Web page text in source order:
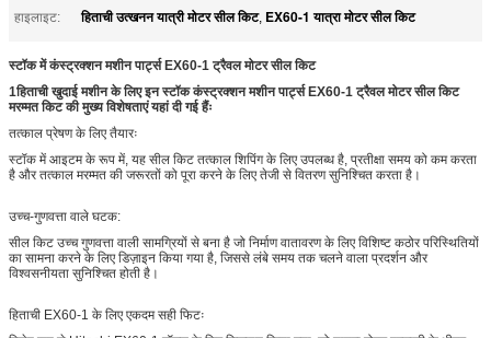
हाइलाइट:
हिताची उत्खनन यात्री मोटर सील किट, EX60-1 यात्रा मोटर सील किट
स्टॉक में कंस्ट्रक्शन मशीन पार्ट्स EX60-1 ट्रैवल मोटर सील किट
1हिताची खुदाई मशीन के लिए इन स्टॉक कंस्ट्रक्शन मशीन पार्ट्स EX60-1 ट्रैवल मोटर सील किट
मरम्मत किट की मुख्य विशेषताएं यहां दी गई हैंः
तत्काल प्रेषण के लिए तैयारः
स्टॉक में आइटम के रूप में, यह सील किट तत्काल शिपिंग के लिए उपलब्ध है, प्रतीक्षा समय को कम करता
है और तत्काल मरम्मत की जरूरतों को पूरा करने के लिए तेजी से वितरण सुनिश्चित करता है।
उच्च-गुणवत्ता वाले घटक:
सील किट उच्च गुणवत्ता वाली सामग्रियों से बना है जो निर्माण वातावरण के लिए विशिष्ट कठोर परिस्थितियों
का सामना करने के लिए डिज़ाइन किया गया है, जिससे लंबे समय तक चलने वाला प्रदर्शन और
विश्वसनीयता सुनिश्चित होती है।
हिताची EX60-1 के लिए एकदम सही फिटः